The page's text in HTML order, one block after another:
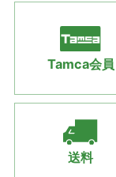
Tamca会員
送料